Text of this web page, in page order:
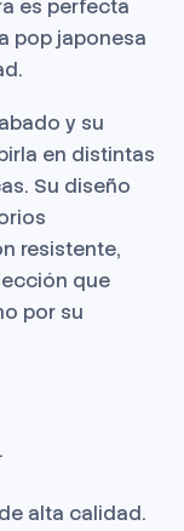
es perfecta
pop japonesa
y su
en distintas
Su diseño
resistente,
que
por su
alta calidad.